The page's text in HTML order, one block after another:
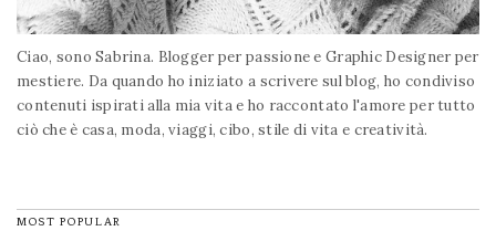
Ciao, sono Sabrina. Blogger per passione e Graphic Designer per
mestiere. Da quando ho iniziato a scrivere sul blog, ho condiviso
contenuti ispirati alla mia vita e ho raccontato l'amore per tutto
ciò che è casa, moda, viaggi, cibo, stile di vita e creatività.
MOST POPULAR